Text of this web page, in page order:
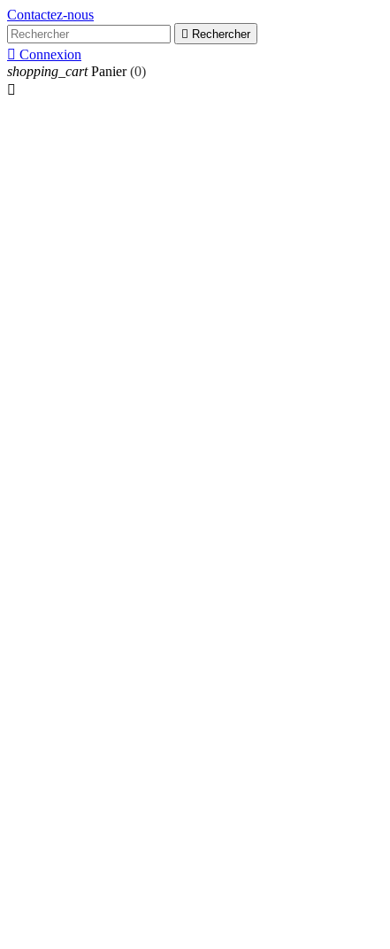
Contactez-nous
 Rechercher
 Connexion
shopping_cart Panier (0)
